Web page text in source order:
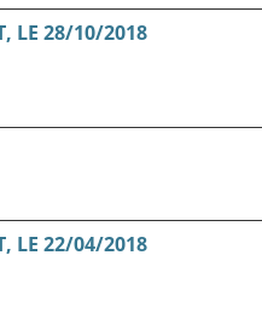
LE 28/10/2018
LE 22/04/2018